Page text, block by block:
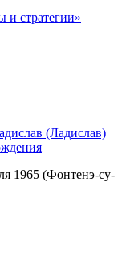
стратегии»
(Ладислав)
1965 (Фонтенэ-су-